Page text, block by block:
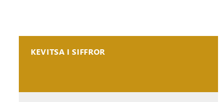
KEVITSA I SIFFROR